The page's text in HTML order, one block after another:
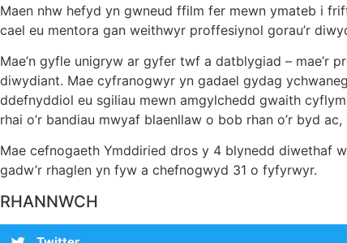
Maen nhw hefyd yn gwneud ffilm fer mewn ymateb i
cael eu mentora gan weithwyr proffesiynol gorau’r
Mae’n gyfle unigryw ar gyfer twf a datblygiad – mae’r
diwydiant. Mae cyfranogwyr yn gadael gydag
ddefnyddiol eu sgiliau mewn amgylchedd gwaith
rhai o’r bandiau mwyaf blaenllaw o bob rhan o’r byd
Mae cefnogaeth Ymddiried dros y 4 blynedd diwethaf
gadw’r rhaglen yn fyw a chefnogwyd 31 o fyfyrwyr.
RHANNWCH